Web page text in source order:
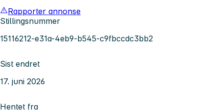
Rapporter annonse
Stillingsnummer
15116212-e31a-4eb9-b545-c9fbccdc3bb2
Sist endret
17. juni 2026
Hentet fra